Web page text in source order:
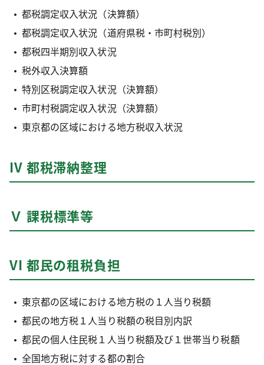
都税調定収入状況（決算額）
都税調定収入状況（道府県税・市町村税別）
都税四半期別収入状況
税外収入決算額
特別区税調定収入状況（決算額）
市町村税調定収入状況（決算額）
東京都の区域における地方税収入状況
IV 都税滞納整理
Ｖ 課税標準等
VI 都民の租税負担
東京都の区域における地方税の１人当り税額
都民の地方税１人当り税額の税目別内訳
都民の個人住民税１人当り税額及び１世帯当り税額
全国地方税に対する都の割合